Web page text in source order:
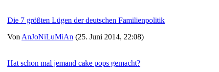
Die 7 größten Lügen der deutschen Familienpolitik
Von AnJoNiLuMiAn (25. Juni 2014, 22:08)
Hat schon mal jemand cake pops gemacht?